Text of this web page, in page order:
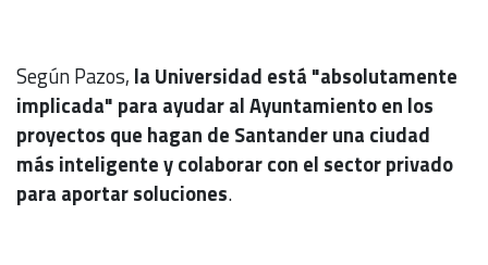
Según Pazos, la Universidad está "absolutamente
implicada" para ayudar al Ayuntamiento en los
proyectos que hagan de Santander una ciudad
más inteligente y colaborar con el sector privado
para aportar soluciones.